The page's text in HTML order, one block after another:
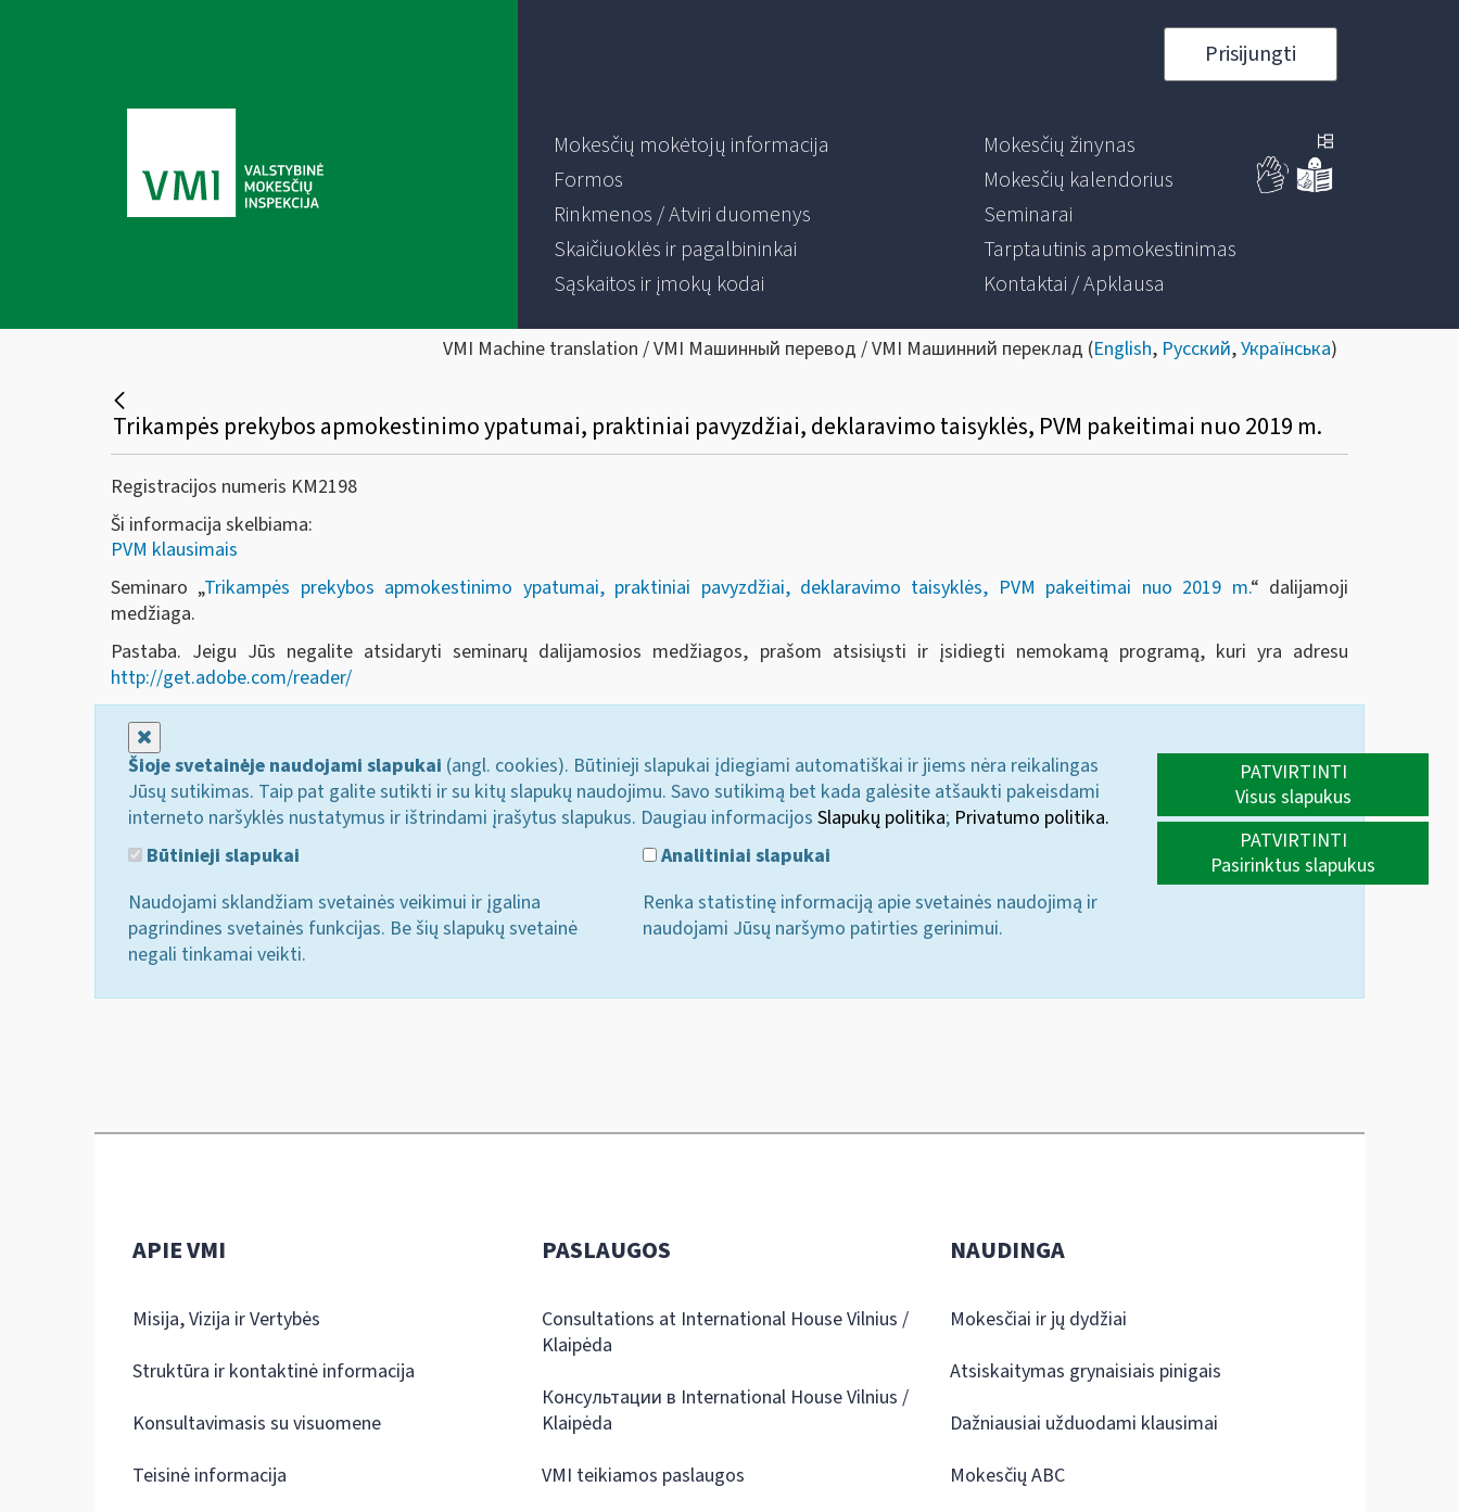
Prisijungti
Mokesčių mokėtojų informacija
Formos
Rinkmenos / Atviri duomenys
Skaičiuoklės ir pagalbininkai
Sąskaitos ir įmokų kodai
Mokesčių žinynas
Mokesčių kalendorius
Seminarai
Tarptautinis apmokestinimas
Kontaktai / Apklausa
VMI Machine translation / VMI Машинный перевод / VMI Машинний переклад (English, Русский,Українська)
Trikampės prekybos apmokestinimo ypatumai, praktiniai pavyzdžiai, deklaravimo taisyklės, PVM pakeitimai nuo 2019 m.
Registracijos numeris KM2198
Ši informacija skelbiama:
PVM klausimais
Seminaro „Trikampės prekybos apmokestinimo ypatumai, praktiniai pavyzdžiai, deklaravimo taisyklės, PVM pakeitimai nuo 2019 m.“ dalijamoji
medžiaga.
Pastaba. Jeigu Jūs negalite atsidaryti seminarų dalijamosios medžiagos, prašom atsisiųsti ir įsidiegti nemokamą programą, kuri yra adresu
http://get.adobe.com/reader/
Šioje svetainėje naudojami slapukai (angl. cookies). Būtinieji slapukai įdiegiami automatiškai ir jiems nėra reikalingas
Jūsų sutikimas. Taip pat galite sutikti ir su kitų slapukų naudojimu. Savo sutikimą bet kada galėsite atšaukti pakeisdami
interneto naršyklės nustatymus ir ištrindami įrašytus slapukus. Daugiau informacijos Slapukų politika; Privatumo politika.
Būtinieji slapukai
Naudojami sklandžiam svetainės veikimui ir įgalina
pagrindines svetainės funkcijas. Be šių slapukų svetainė
negali tinkamai veikti.
Analitiniai slapukai
Renka statistinę informaciją apie svetainės naudojimą ir
naudojami Jūsų naršymo patirties gerinimui.
PATVIRTINTI
Visus slapukus
PATVIRTINTI
Pasirinktus slapukus
APIE VMI
Misija, Vizija ir Vertybės
Struktūra ir kontaktinė informacija
Konsultavimasis su visuomene
Teisinė informacija
PASLAUGOS
Consultations at International House Vilnius /
Klaipėda
Консультации в International House Vilnius /
Klaipėda
VMI teikiamos paslaugos
NAUDINGA
Mokesčiai ir jų dydžiai
Atsiskaitymas grynaisiais pinigais
Dažniausiai užduodami klausimai
Mokesčių ABC